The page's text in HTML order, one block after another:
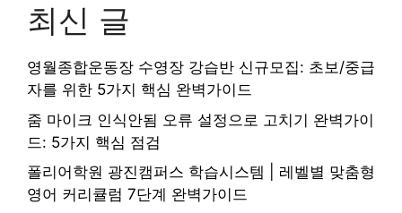
최신 글
영월종합운동장 수영장 강습반 신규모집: 초보/중급
자를 위한 5가지 핵심 완벽가이드
줌 마이크 인식안됨 오류 설정으로 고치기 완벽가이
드: 5가지 핵심 점검
폴리어학원 광진캠퍼스 학습시스템 | 레벨별 맞춤형
영어 커리큘럼 7단계 완벽가이드